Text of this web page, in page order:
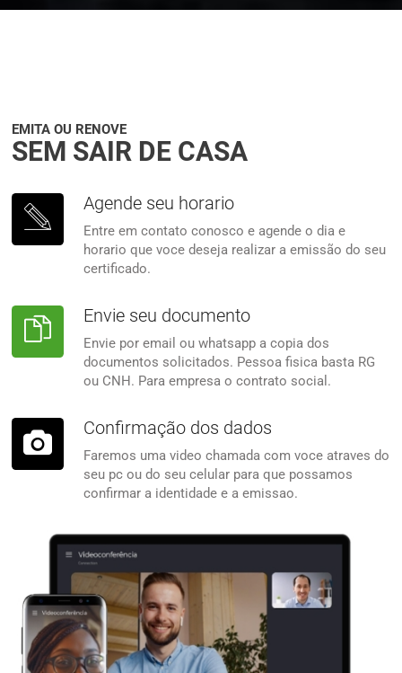
EMITA OU RENOVE
Agende seu horario
Entre em contato conosco e agende o dia e
horario que voce deseja realizar a emissão do seu
Envie seu documento
Envie por email ou whatsapp a copia dos
documentos solicitados. Pessoa fisica basta RG
Confirmação dos dados
Faremos uma video chamada com voce atraves do
seu pc ou do seu celular para que possamos